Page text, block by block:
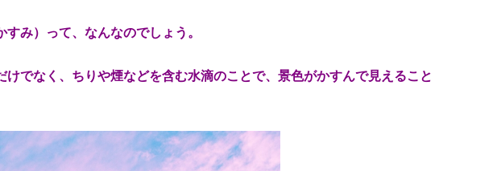
すみ）って、なんなのでしょう。
けでなく、ちりや煙などを含む水滴のことで、景色がかすんで見えること